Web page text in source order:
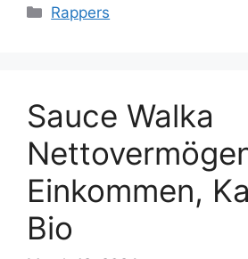
Categories
Rappers
Sauce Walka
Einkommen,
Bio